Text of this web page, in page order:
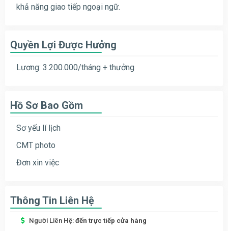
khả năng giao tiếp ngoại ngữ.
Quyền Lợi Được Hưởng
Lương: 3.200.000/tháng + thưởng
Hồ Sơ Bao Gồm
Sơ yếu lí lịch
CMT photo
Đơn xin việc
Thông Tin Liên Hệ
Người Liên Hệ: đến trực tiếp cửa hàng